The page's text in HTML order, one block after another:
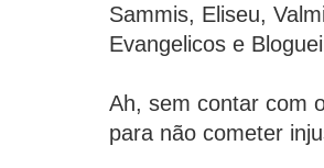
Sammis, Eliseu,
Evangelicos e
Ah, sem contar com
para não cometer